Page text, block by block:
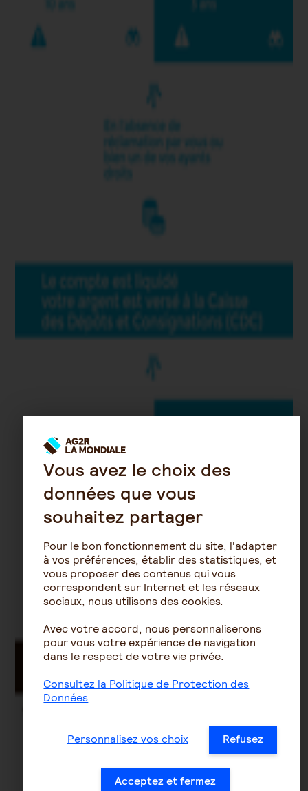
Vous avez le choix des
données que vous
souhaitez partager
Pour le bon fonctionnement du site, l'adapter
à vos préférences, établir des statistiques, et
vous proposer des contenus qui vous
correspondent sur Internet et les réseaux
sociaux, nous utilisons des cookies.
Avec votre accord, nous personnaliserons
pour vous votre expérience de navigation
dans le respect de votre vie privée.
Consultez la Politique de Protection des
Données
Personnalisez vos choix Refusez
Acceptez et fermez